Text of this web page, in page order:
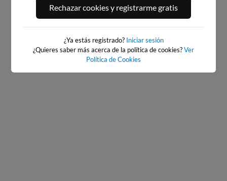
PORT ANDRATX
61km · Andratx
PLAYA DE SITGES
0.0 m CHOPI
Rechazar cookies y registrarme gratis
¿Ya estás registrado? Iniciar sesión
¿Quieres saber más acerca de la política de cookies?Ver
Política de Cookies